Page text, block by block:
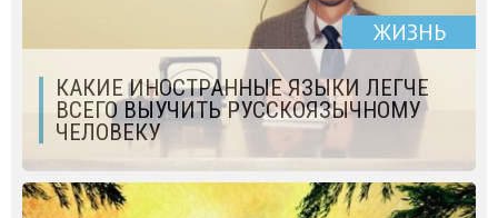
ЖИЗНЬ
КАКИЕ ИНОСТРАННЫЕ ЯЗЫКИ ЛЕГЧЕ
ВСЕГО ВЫУЧИТЬ РУССКОЯЗЫЧНОМУ
ЧЕЛОВЕКУ